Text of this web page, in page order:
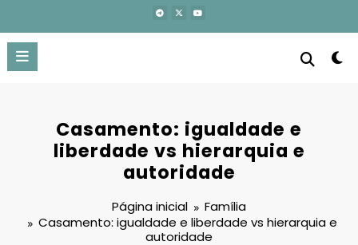
o
conteúdo
Casamento: igualdade e
liberdade vs hierarquia e
autoridade
Página inicial
Família
Casamento: igualdade e liberdade vs hierarquia e
autoridade